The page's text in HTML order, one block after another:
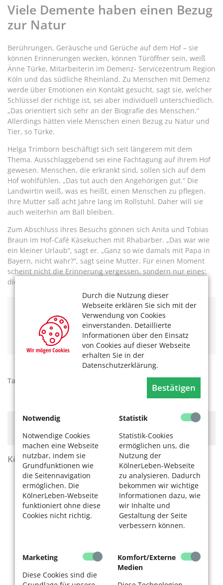
Durch die Nutzung dieser
Webseite erklären Sie sich mit der
Verwendung von Cookies
einverstanden. Detaillierte
Informationen über den Einsatz
von Cookies auf dieser Webseite
erhalten Sie in der
Datenschutzerklärung.
Bestätigen
Notwendig
Notwendige Cookies
machen eine Webseite
nutzbar, indem sie
Grundfunktionen wie
die Seitennavigation
ermöglichen. Die
KölnerLeben-Webseite
funktioniert ohne diese
Cookies nicht richtig.
Statistik
Statistik-Cookies
ermöglichen uns, die
Nutzung der
KölnerLeben-Webseite
zu analysieren. Dadurch
bekommen wir wichtige
Informationen dazu, wie
wir Inhalte und
Gestaltung der Seite
verbessern können.
Marketing
Diese Cookies sind die
Komfort/Externe
Medien
Viele Demente haben einen Bezug
zur Natur
Berührungen, Geräusche und Gerüche auf dem Hof – sie
können Erinnerungen wecken, können Türöffner sein, weiß
Änne Türke, Mitarbeiterin im Demenz- Servicezentrum Region
Köln und das südliche Rheinland. Zu Menschen mit Demenz
werde über Emotionen ein Kontakt gesucht, sagt sie, welcher
Schlüssel der richtige ist, sei aber individuell unterschiedlich.
„Das orientiert sich sehr an der Biografie des Menschen.“
Allerdings hätten viele Menschen einen Bezug zu Natur und
Tier, so Türke.
Helga Trimborn beschäftigt sich seit längerem mit dem
Thema. Ausschlaggebend sei eine Fachtagung auf ihrem Hof
gewesen. Menschen, die erkrankt sind, sollen sich auf dem
Hof wohlfühlen. „Das tut auch den Angehörigen gut.“ Die
Landwirtin weiß, was es heißt, einen Menschen zu pflegen.
Ihre Mutter saß acht Jahre lang im Rollstuhl. Daher will sie
auch weiterhin am Ball bleiben.
Zum Abschluss ihres Besuchs gönnen sich Anita und Tobias
Braun im Hof-Café Käsekuchen mit Rhabarber. „Das war wie
ein kleiner Urlaub“, sagt er. „Ganz so wie damals mit Papa in
Bayern, nicht wahr?“, sagt seine Mutter. Für einen Moment
scheint nicht die Erinnerung vergessen, sondern nur eines:
die Krankheit.
Bauerngut Schiefelbusch
Schiefelbusch 3, 53797 Lohmar
Tel. 02205 / 835 54
Tags:
Hier könnte Werbung stehen, mit der wir uns
finanzieren. Bitte akzeptieren Sie dieCookie-Meldung
KölnerLeben Sommer 2026